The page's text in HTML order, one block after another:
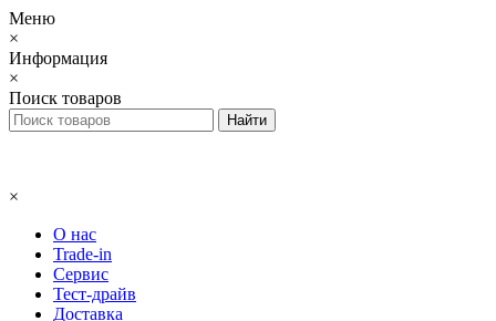
Меню
×
Информация
×
Поиск товаров
×
О нас
Trade-in
Сервис
Тест-драйв
Доставка